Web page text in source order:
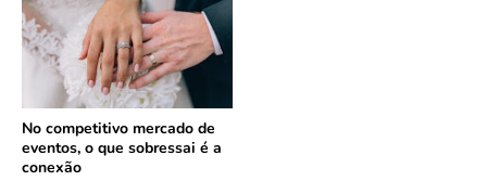
No competitivo mercado de
eventos, o que sobressai é a
conexão